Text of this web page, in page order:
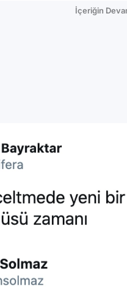
İçeriğin